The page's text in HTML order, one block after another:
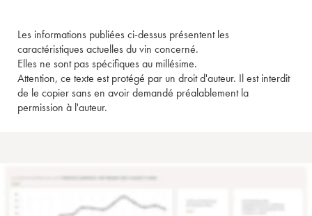
Les informations publiées ci-dessus présentent les
caractéristiques actuelles du vin concerné.
Elles ne sont pas spécifiques au millésime.
Attention, ce texte est protégé par un droit d'auteur. Il est interdit
de le copier sans en avoir demandé préalablement la
permission à l'auteur.